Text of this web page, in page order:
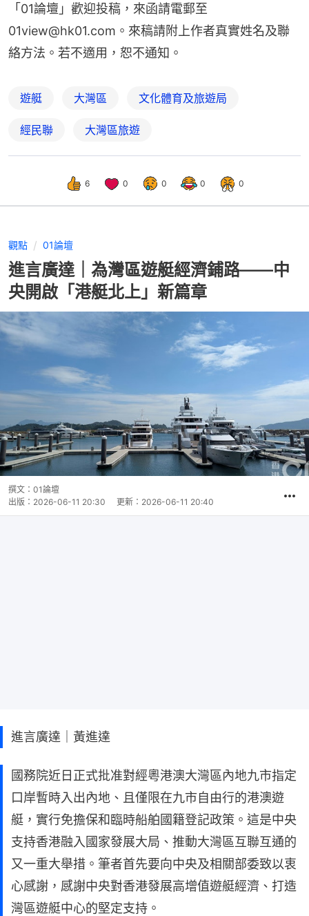
「01論壇」歡迎投稿，來函請電郵至
01view@hk01.com。來稿請附上作者真實姓名及聯
絡方法。若不適用，恕不通知。
遊艇 大灣區 文化體育及旅遊局
經民聯 大灣區旅遊
6 0 0 0 0
觀點 01論壇
進言廣達｜為灣區遊艇經濟鋪路——中
央開啟「港艇北上」新篇章
撰文： 01論壇
出版： 2026-06-11 20:30 更新： 2026-06-11 20:40
進言廣達｜黃進達
國務院近日正式批准對經粵港澳大灣區內地九市指定
口岸暫時入出內地、且僅限在九市自由行的港澳遊
艇，實行免擔保和臨時船舶國籍登記政策。這是中央
支持香港融入國家發展大局、推動大灣區互聯互通的
又一重大舉措。筆者首先要向中央及相關部委致以衷
心感謝，感謝中央對香港發展高增值遊艇經濟、打造
灣區遊艇中心的堅定支持。